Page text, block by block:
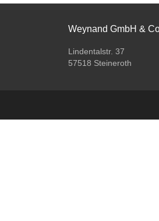
Weynand GmbH &
Lindentalstr. 37
57518 Steineroth